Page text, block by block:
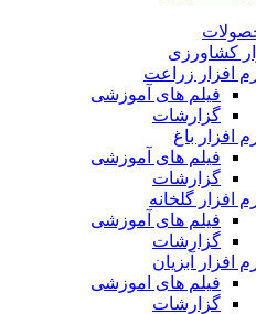
کشاورزی
افزار زراعت
فیلم های آموزشی
گزارشات
افزار باغ
فیلم های آموزشی
گزارشات
افزار گلخانه
فیلم های آموزشی
گزارشات
افزار آبزیان
فیلم های اموزشی
گزارشات